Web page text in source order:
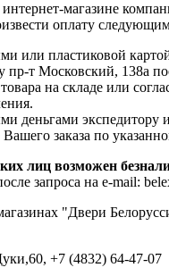
интернет-магазине
оплату
или пластиковой
пр-т Московский, 138а
на складе или
деньгами экспедитору
Вашего заказа по
лиц возможен
запроса на e-mail:
"Двери
+7 (4832) 64-47-07